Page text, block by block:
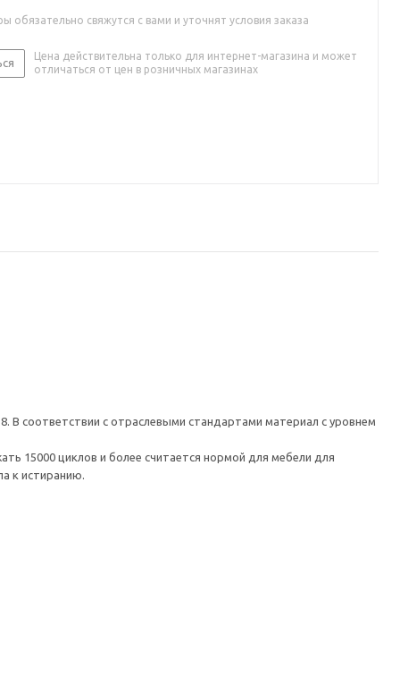
обязательно свяжутся с вами и уточнят условия заказа
Цена действительна только для интернет-магазина и может
отличаться от цен в розничных магазинах
В соответствии с отраслевыми стандартами материал с уровнем
15000 циклов и более считается нормой для мебели для
к истиранию.